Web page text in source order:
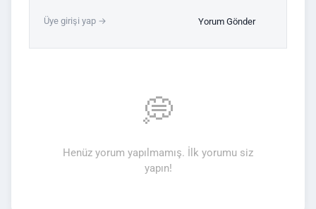
Üye girişi yap → Yorum Gönder
💭
Henüz yorum yapılmamış. İlk yorumu siz
yapın!